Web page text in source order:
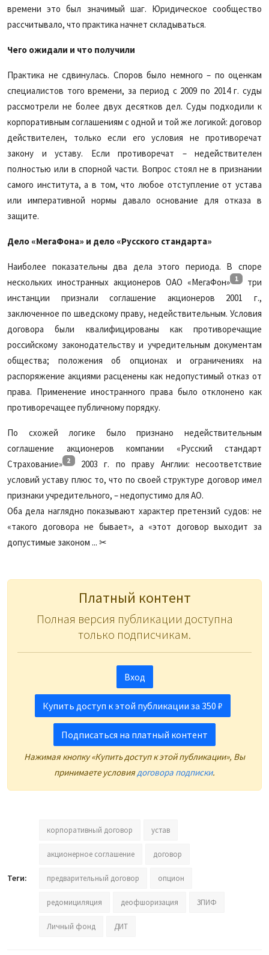
времени это был значимый шаг. Юридическое сообщество
рассчитывало, что практика начнет складываться.
Чего ожидали и что получили
Практика не сдвинулась. Споров было немного – по оценкам
специалистов того времени, за период с 2009 по 2014 г. суды
рассмотрели не более двух десятков дел. Суды подходили к
корпоративным соглашениям с одной и той же логикой: договор
действителен, только если его условия не противоречат
закону и уставу. Если противоречат – недействителен
полностью или в спорной части. Вопрос стоял не в признании
самого института, а в том, что любое отступление от устава
или императивной нормы давало основание для отказа в
защите.
Дело «МегаФона» и дело «Русского стандарта»
Наиболее показательны два дела этого периода. В споре
нескольких иностранных акционеров ОАО «МегаФон»
1 три
инстанции признали соглашение акционеров 2001 г.,
заключенное по шведскому праву, недействительным. Условия
договора были квалифицированы как противоречащие
российскому законодательству и учредительным документам
общества; положения об опционах и ограничениях на
распоряжение акциями расценены как недопустимый отказ от
права. Применение иностранного права было отклонено как
противоречащее публичному порядку.
По схожей логике было признано недействительным
соглашение акционеров компании «Русский стандарт
Страхование» 2 2003 г. по праву Англии: несоответствие
условий уставу плюс то, что по своей структуре договор имел
признаки учредительного, – недопустимо для АО.
Оба дела наглядно показывают характер претензий судов: не
«такого договора не бывает», а «этот договор выходит за
допустимые законом ... ✂
Платный контент
Полная версия публикации доступна
только подписчикам.
Вход
Купить доступ к этой публикации за 350 ₽
Подписаться на платный контент
Нажимая кнопку «Купить доступ к этой публикации», Вы
принимаете условия договора подписки.
Теги:
корпоративный договор устав
акционерное соглашение договор
предварительный договор опцион
редомициляция деофшоризация ЗПИФ
Личный фонд ДИТ